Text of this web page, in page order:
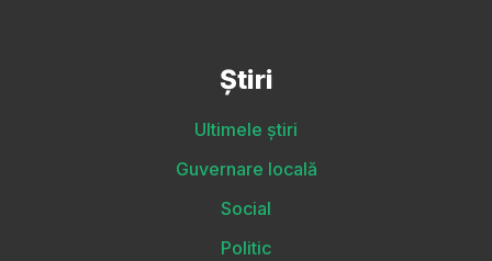
Știri
Ultimele știri
Guvernare locală
Social
Politic